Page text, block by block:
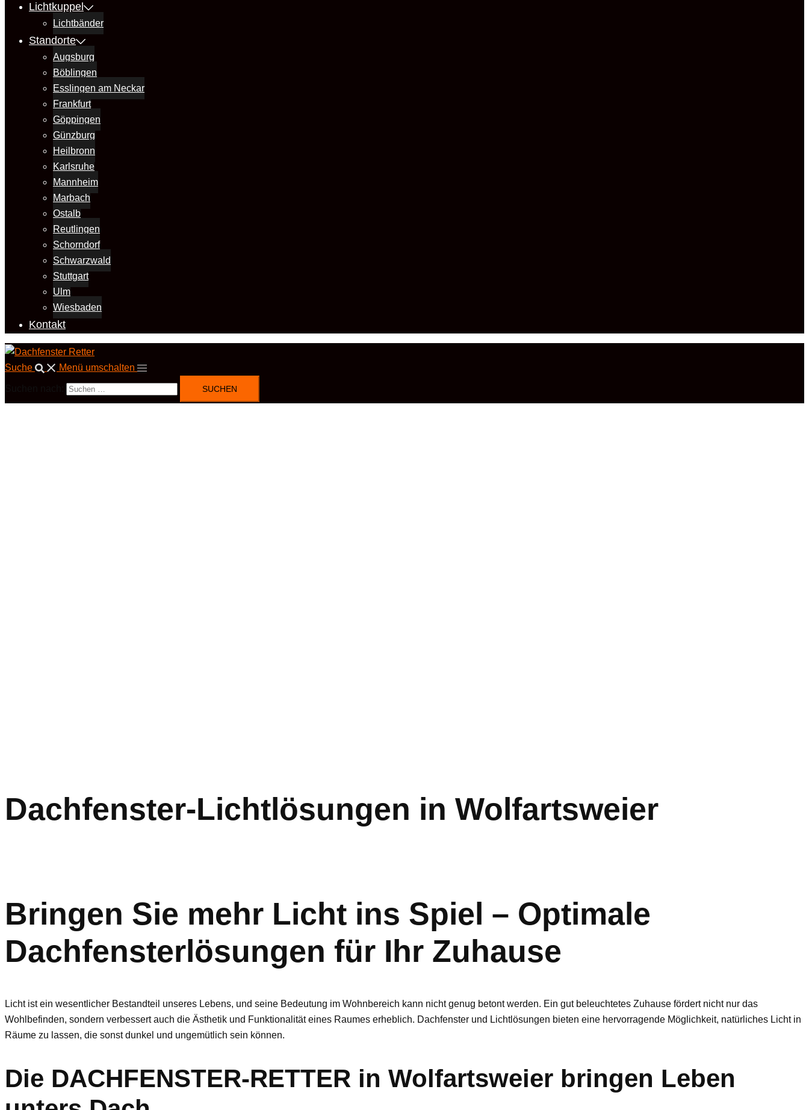
Lichtkuppel
Lichtbänder
Standorte
Augsburg
Böblingen
Esslingen am Neckar
Frankfurt
Göppingen
Günzburg
Heilbronn
Karlsruhe
Mannheim
Marbach
Ostalb
Reutlingen
Schorndorf
Schwarzwald
Stuttgart
Ulm
Wiesbaden
Kontakt
Suche Menü umschalten
Dachfenster-Lichtlösungen in Wolfartsweier
Bringen Sie mehr Licht ins Spiel – Optimale
Dachfensterlösungen für Ihr Zuhause
Licht ist ein wesentlicher Bestandteil unseres Lebens, und seine Bedeutung im Wohnbereich kann nicht genug betont werden. Ein gut beleuchtetes Zuhause fördert nicht nur das
Wohlbefinden, sondern verbessert auch die Ästhetik und Funktionalität eines Raumes erheblich. Dachfenster und Lichtlösungen bieten eine hervorragende Möglichkeit, natürliches Licht in
Räume zu lassen, die sonst dunkel und ungemütlich sein können.
Die DACHFENSTER-RETTER in Wolfartsweier bringen Leben